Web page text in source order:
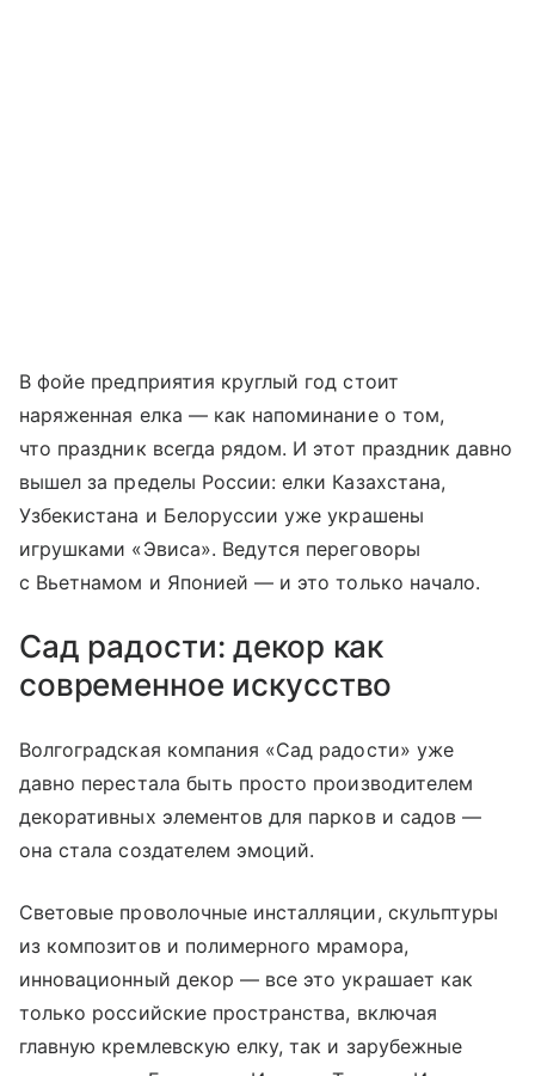
В фойе предприятия круглый год стоит
наряженная елка — как напоминание о том,
что праздник всегда рядом. И этот праздник давно
вышел за пределы России: елки Казахстана,
Узбекистана и Белоруссии уже украшены
игрушками «Эвиса». Ведутся переговоры
с Вьетнамом и Японией — и это только начало.
Сад радости: декор как
современное искусство
Волгоградская компания «Сад радости» уже
давно перестала быть просто производителем
декоративных элементов для парков и садов —
она стала создателем эмоций.
Световые проволочные инсталляции, скульптуры
из композитов и полимерного мрамора,
инновационный декор — все это украшает как
только российские пространства, включая
главную кремлевскую елку, так и зарубежные